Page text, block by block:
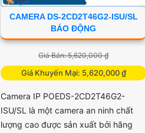
CAMERA DS-2CD2T46G2-ISU/SL
BÁO ĐỘNG
Giá Bán: 5,620,000 ₫
Giá Khuyến Mại: 5,620,000 ₫
Camera IP POEDS-2CD2T46G2-
ISU/SL là một camera an ninh chất
lượng cao được sản xuất bởi hãng